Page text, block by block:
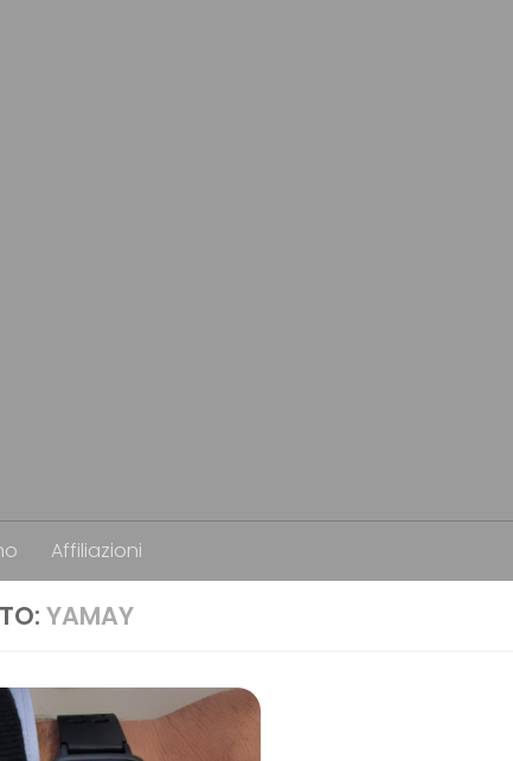
Affiliazioni
YAMAY